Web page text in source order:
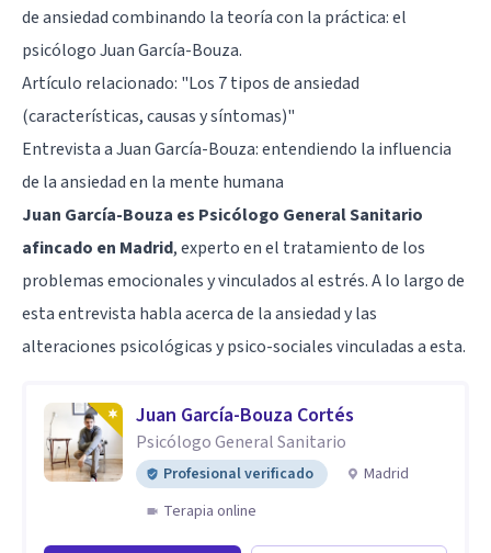
de ansiedad combinando la teoría con la práctica: el
psicólogo Juan García-Bouza.
Artículo relacionado: "Los 7 tipos de ansiedad
(características, causas y síntomas)"
Entrevista a Juan García-Bouza: entendiendo la influencia
de la ansiedad en la mente humana
Juan García-Bouza es Psicólogo General Sanitario
afincado en Madrid, experto en el tratamiento de los
problemas emocionales y vinculados al estrés. A lo largo de
esta entrevista habla acerca de la ansiedad y las
alteraciones psicológicas y psico-sociales vinculadas a esta.
Juan García-Bouza Cortés
Psicólogo General Sanitario
Profesional verificado
Madrid
Terapia online